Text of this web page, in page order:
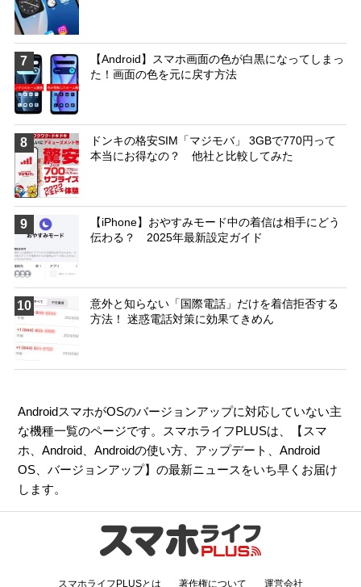
7
【Android】スマホ画面の色が白黒になってしまっ
た！画面の色を元に戻す方法
8
ドンキの格安SIM「マジモバ」 3GBで770円って
本当にお得なの？ 他社と比較してみた
9
【iPhone】おやすみモード中の着信は相手にどう
伝わる？ 2025年最新設定ガイド
10
意外と知らない「国際電話」だけを着信拒否する
方法！ 迷惑電話対策に効果てきめん
AndroidスマホがOSのバージョンアップに対応していない主
な機種一覧のページです。スマホライフPLUSは、【 スマ
ホ 、Android 、Androidの使い方 アップデート 、Android
OS 、バージョンアップ】の最新ニュースをいち早くお届け
します。
スマホライフPLUSとは 著作権について 運営会社